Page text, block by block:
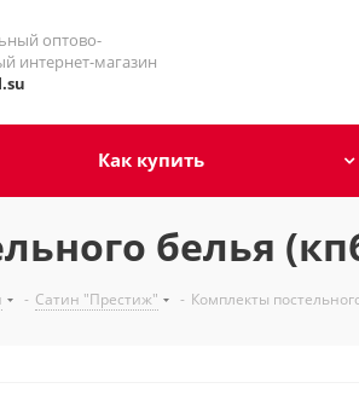
оптово-
интернет-магазин
Как купить
белья
- Сатин "Престиж" - Комплекты